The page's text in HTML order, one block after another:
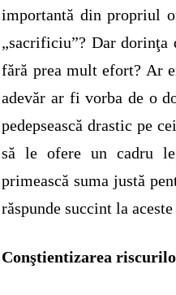
importantă din propriul
„sacrificiu”? Dar dorinţa
fără prea mult efort? Ar
adevăr ar fi vorba de o
pedepsească drastic pe
să le ofere un cadru
primească suma justă
răspunde succint la
Conştientizarea